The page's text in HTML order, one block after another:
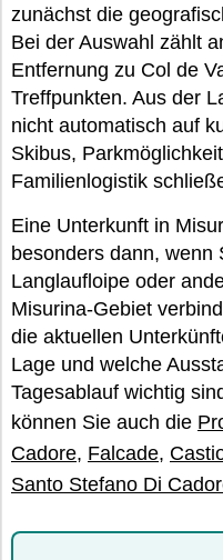
zunächst die
Bei der Auswahl zählt
Entfernung zu Col de
Treffpunkten. Aus der
nicht automatisch auf
Skibus,
Familienlogistik
Eine Unterkunft in
besonders dann, wenn
Langlaufloipe oder
Misurina-Gebiet
die aktuellen
Lage und welche
Tagesablauf wichtig
können Sie auch die
Cadore, Falcade,
Santo Stefano Di